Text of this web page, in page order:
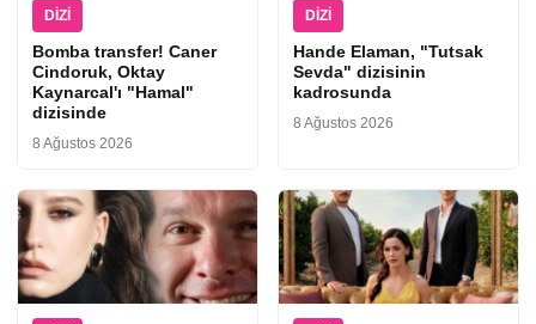
DIZI
Bomba transfer! Caner
Cindoruk, Oktay
Kaynarcal'ı "Hamal"
dizisinde
8 Ağustos 2026
DIZI
Hande Elaman, "Tutsak
Sevda" dizisinin
kadrosunda
8 Ağustos 2026